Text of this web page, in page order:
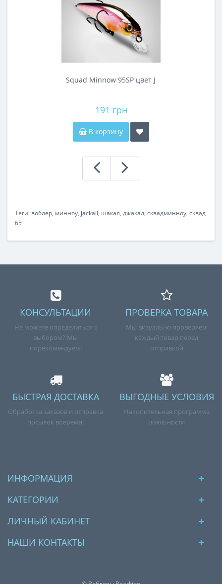
Squad Minnow 95SP цвет J
191 грн
В корзину
Теги: воблер, минноу, jackall, шакал, джакал, сквадминноу, сквад
65
КОНСУЛЬТАЦИИ
Не можете определиться с
выбором? Мы
порекомендуем!
ПРОВЕРКА ТОВАРА
Мы визуально проверяем
каждый товар перед
отправкой
БЫСТРАЯ ДОСТАВКА
Обработка заказов и отправка
посылок вовремя!
ВЫГОДНЫЕ УСЛОВИЯ
Накопительная программа
лояльности
ИНФОРМАЦИЯ
КАТЕГОРИИ
ЛИЧНЫЙ КАБИНЕТ
НАШИ КОНТАКТЫ